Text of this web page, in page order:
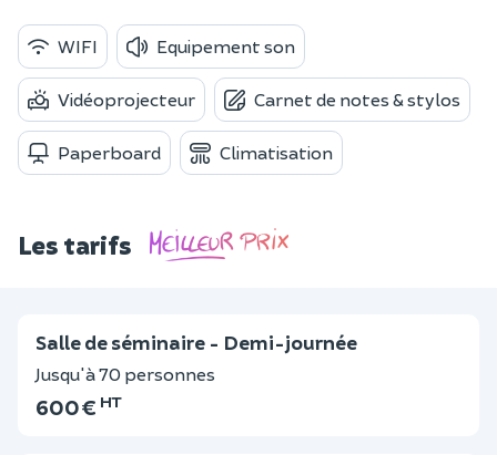
WIFI Equipement son
Vidéoprojecteur Carnet de notes & stylos
Paperboard Climatisation
Les tarifs
Salle de séminaire - Demi-journée
Jusqu'à 70 personnes
600 € HT